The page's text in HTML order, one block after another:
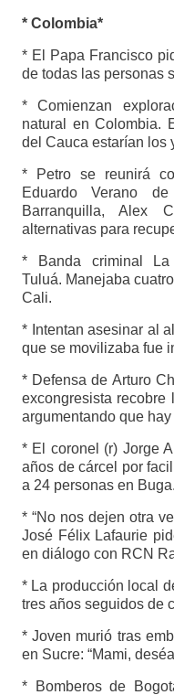
* Colombia*
* El Papa Francisco
de todas las personas
* Comienzan
natural en Colombia.
del Cauca estarían los
* Petro se reunirá
Eduardo Verano
Barranquilla, Alex
alternativas para
* Banda criminal La
Tuluá. Manejaba
Cali.
* Intentan asesinar al
que se movilizaba fue
* Defensa de Arturo
excongresista recobre
argumentando que
* El coronel (r) Jorge
años de cárcel por
a 24 personas en Buga.
* “No nos dejen otra
José Félix Lafaurie
en diálogo con RCN
* La producción local
tres años seguidos de
* Joven murió tras
en Sucre: “Mami,
* Bomberos de